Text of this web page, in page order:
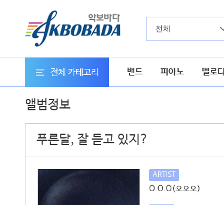
전체
전체 카테고리 밴드 피아노 멜로디
앨범정보
푸른달, 잘 듣고 있지?
ARTIST
O.O.O(오오오)